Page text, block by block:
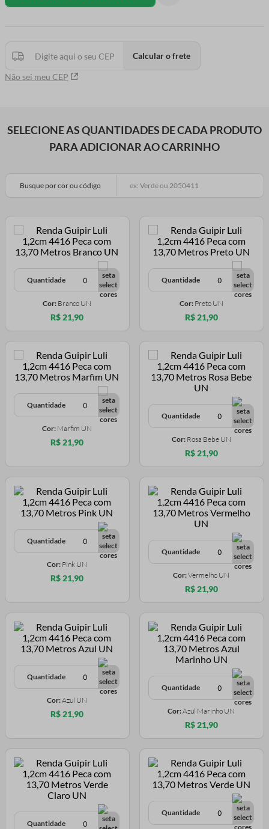
Não sei meu CEP
Calcular o frete
SELECIONE AS QUANTIDADES DE CADA PRODUTO
PARA ADICIONAR AO CARRINHO
Busque por cor ou código
Quantidade
Cor: Branco UN
R$ 21,90
Quantidade
Cor: Preto UN
R$ 21,90
Quantidade
Cor: Marfim UN
R$ 21,90
Quantidade
Cor: Rosa Bebe UN
R$ 21,90
Quantidade
Cor: Pink UN
R$ 21,90
Quantidade
Cor:Vermelho UN
R$ 21,90
Quantidade
Cor:Azul UN
R$ 21,90
Quantidade
Cor:Azul Marinho UN
R$ 21,90
Quantidade
Quantidade